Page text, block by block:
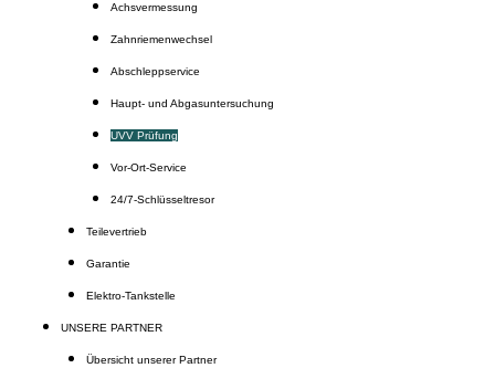
Achsvermessung
Zahnriemenwechsel
Abschleppservice
Haupt- und Abgasuntersuchung
UVV Prüfung
Vor-Ort-Service
24/7-Schlüsseltresor
Teilevertrieb
Garantie
Elektro-Tankstelle
UNSERE PARTNER
Übersicht unserer Partner